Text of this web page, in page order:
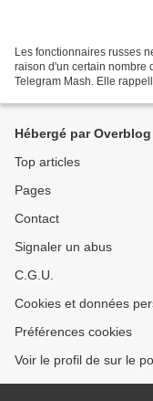
Les fonctionnaires russes
raison d'un certain nombre
Telegram Mash. Elle
Hébergé par Overblog
Top articles
Pages
Contact
Signaler un abus
C.G.U.
Cookies et données
Préférences cookies
Voir le profil de sur le